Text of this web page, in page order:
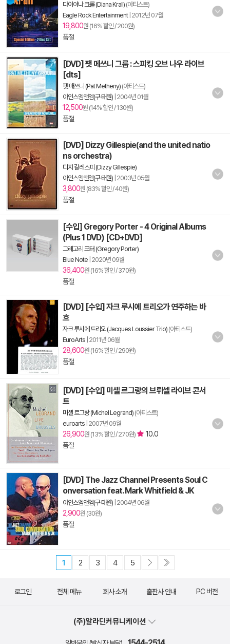
다이아나 크롤 (Diana Krall) (아티스트)
Eagle Rock Entertainment| 2012년 07월
19,800원 (16% 할인 / 200원)
품절
[DVD] 팻 메쓰니 그룹 : 스피킹 오브 나우 라이브
[dts]
팻 매쓰니 (Pat Metheny) (아티스트)
아인스엠앤엠(구 태원) 2004년 01월
12,500원 (14% 할인 / 130원)
품절
[DVD] Dizzy Gillespie(and the united natio
ns orchestra)
디지 길레스피 (Dizzy Gillespie)
아인스엠앤엠(구 태원) 2003년 05월
3,800원 (83% 할인 / 40원)
품절
[수입] Gregory Porter - 4 Original Albums
(Plus 1 DVD) [CD+DVD]
그레고리 포터 (Gregory Porter)
Blue Note 2020년 09월
36,400원 (16% 할인 / 370원)
품절
[DVD] [수입] 자크 루시에 트리오가 연주하는 바
흐
자크 루시에 트리오 (Jacques Loussier Trio) (아티스트)
EuroArts 2011년 06월
28,600원 (16% 할인 / 290원)
품절
[DVD] [수입] 미셸 르그랑의 브뤼셀 라이브 콘서
트
미셸 르그랑 (Michel Legrand) (아티스트)
euroarts 2007년 09월
26,900원 (13% 할인 / 270원)
10.0
품절
[DVD] The Jazz Channel Presents Soul C
onversation feat. Mark Whitfield & JK
아인스엠앤엠(구 태원) 2004년 06월
2,900원 (30원)
품절
1 2 3 4 5
로그인 전체 메뉴 회사 소개 출판사 안내 PC 버전
(주)알라딘커뮤니케이션